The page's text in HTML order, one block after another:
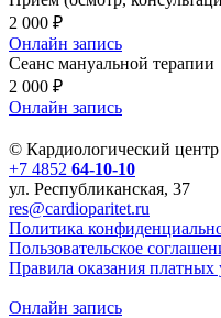
2 000 ₽
Онлайн запись
Сеанс мануальной терапии
2 000 ₽
Онлайн запись
© Кардиологический
+7 4852 64-10-10
ул. Республиканская, 37
res@cardioparitet.ru
Политика
Пользовательское
Правила оказания платных
Онлайн запись